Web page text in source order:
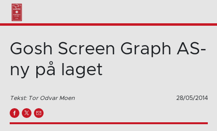
Gosh Screen Graph AS-
ny på laget
Tekst: Tor Odvar Moen 28/05/2014